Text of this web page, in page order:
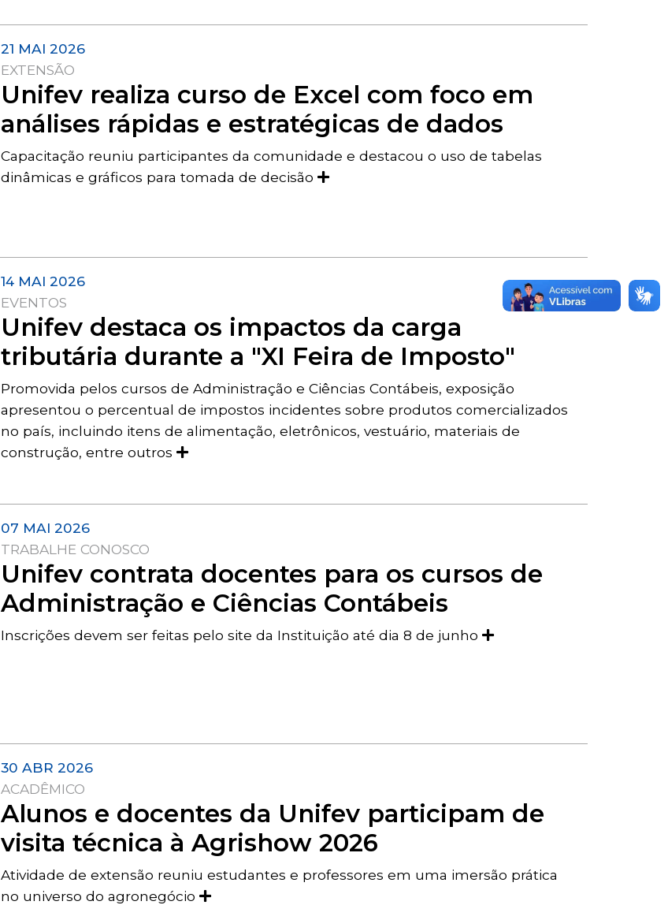
21 MAI 2026
EXTENSÃO
Unifev realiza curso de Excel com foco em
análises rápidas e estratégicas de dados
Capacitação reuniu participantes da comunidade e destacou o uso de tabelas
dinâmicas e gráficos para tomada de decisão
14 MAI 2026
EVENTOS
Unifev destaca os impactos da carga
tributária durante a "XI Feira de Imposto"
Promovida pelos cursos de Administração e Ciências Contábeis, exposição
apresentou o percentual de impostos incidentes sobre produtos comercializados
no país, incluindo itens de alimentação, eletrônicos, vestuário, materiais de
construção, entre outros
07 MAI 2026
TRABALHE CONOSCO
Unifev contrata docentes para os cursos de
Administração e Ciências Contábeis
Inscrições devem ser feitas pelo site da Instituição até dia 8 de junho
30 ABR 2026
ACADÊMICO
Alunos e docentes da Unifev participam de
visita técnica à Agrishow 2026
Atividade de extensão reuniu estudantes e professores em uma imersão prática
no universo do agronegócio